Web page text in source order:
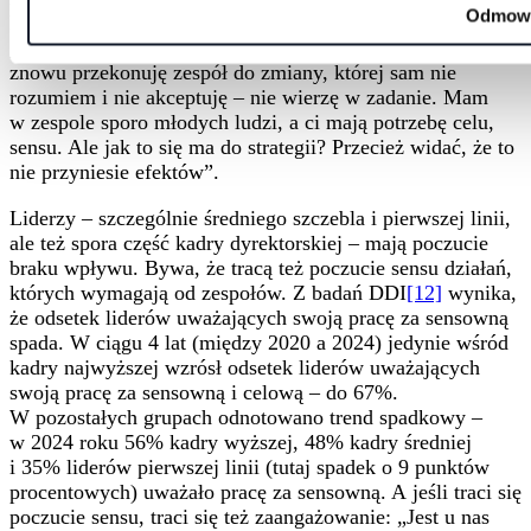
liczbą ludzi, a do tego ciągle coś zmienia w priorytetach”;
„Mam kłopot z autentycznością i autorytetem, kiedy
znowu przekonuję zespół do zmiany, której sam nie
rozumiem i nie akceptuję – nie wierzę w zadanie. Mam
w zespole sporo młodych ludzi, a ci mają potrzebę celu,
sensu. Ale jak to się ma do strategii? Przecież widać, że to
nie przyniesie efektów”.
Liderzy – szczególnie średniego szczebla i pierwszej linii,
ale też spora część kadry dyrektorskiej – mają poczucie
braku wpływu. Bywa, że tracą też poczucie sensu działań,
których wymagają od zespołów. Z badań DDI[12] wynika,
że odsetek liderów uważających swoją pracę za sensowną
spada. W ciągu 4 lat (między 2020 a 2024) jedynie wśród
kadry najwyższej wzrósł odsetek liderów uważających
swoją pracę za sensowną i celową ‒ do 67%.
W pozostałych grupach odnotowano trend spadkowy –
w 2024 roku 56% kadry wyższej, 48% kadry średniej
i 35% liderów pierwszej linii (tutaj spadek o 9 punktów
procentowych) uważało pracę za sensowną. A jeśli traci się
poczucie sensu, traci się też zaangażowanie: „Jest u nas